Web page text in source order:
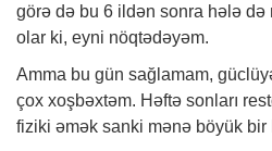
görə də bu 6 ildən sonra hələ də
olar ki, eyni nöqtədəyəm.
Amma bu gün sağlamam,
çox xoşbəxtəm. Həftə sonları
fiziki əmək sanki mənə böyük bir